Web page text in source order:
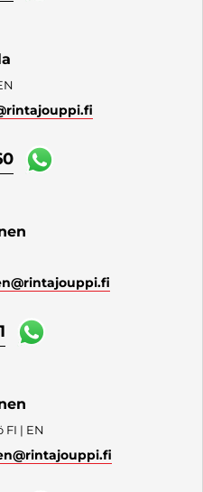
@rintajouppi.fi
| EN
@rintajouppi.fi